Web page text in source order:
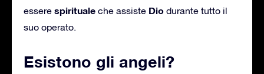
essere spirituale che assiste Dio durante tutto il
suo operato.
Esistono gli angeli?